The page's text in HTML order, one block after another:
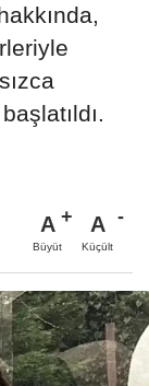
A
Büyüt
A
Küçült